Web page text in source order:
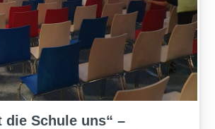
die Schule uns“ –